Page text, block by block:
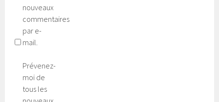
nouveaux
commentaires
par e-
mail.
Prévenez-
moi de
tous les